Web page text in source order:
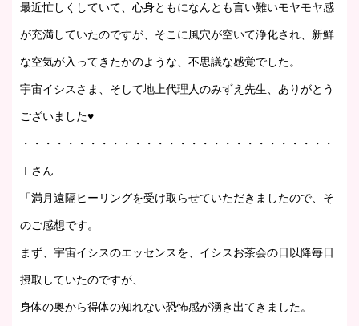
最近忙しくしていて、心身ともになんとも言い難いモヤモヤ感
が充満していたのですが、そこに風穴が空いて浄化され、新鮮
な空気が入ってきたかのような、不思議な感覚でした。
宇宙イシスさま、そして地上代理人のみずえ先生、ありがとう
ございました♥
・・・・・・・・・・・・・・・・・・・・・・・・・・・・・
Ｉさん
「満月遠隔ヒーリングを受け取らせていただきましたので、そ
のご感想です。
まず、宇宙イシスのエッセンスを、イシスお茶会の日以降毎日
摂取していたのですが、
身体の奥から得体の知れない恐怖感が湧き出てきました。